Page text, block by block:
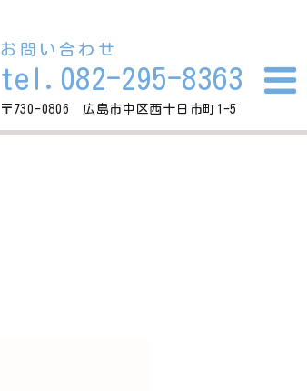
お問い合わせ
tel.082-295-8363
〒730-0806 広島市中区西十日市町1-5